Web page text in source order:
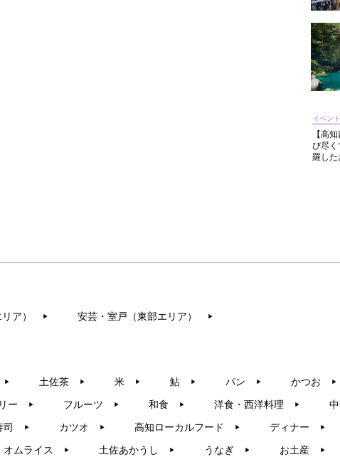
イベン
【高
び尽く
羅した
ア） ▶︎ 安芸・室戸（東部エリア） ▶︎
▶︎ 土佐茶 ▶︎ 米 ▶︎ 鮎 ▶︎ パン ▶︎ かつお ▶︎
ー ▶︎ フルーツ ▶︎ 和食 ▶︎ 洋食・西洋料理 ▶︎
司 ▶︎ カツオ ▶︎ 高知ローカルフード ▶︎ ディナー ▶︎
オムライス ▶︎ 土佐あかうし ▶︎ うなぎ ▶︎ お土産 ▶︎